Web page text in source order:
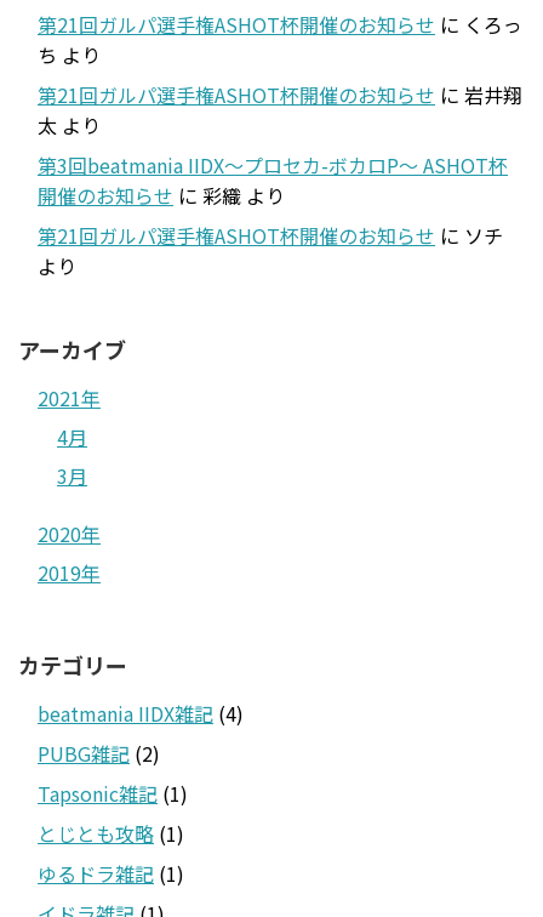
第21回ガルパ選手権ASHOT杯開催のお知らせ に くろっ
ち より
第21回ガルパ選手権ASHOT杯開催のお知らせ に 岩井翔
太 より
第3回beatmania IIDX～プロセカ-ボカロP～ ASHOT杯
開催のお知らせ に 彩織 より
第21回ガルパ選手権ASHOT杯開催のお知らせ に ソチ
より
アーカイブ
2021年
4月
3月
2020年
2019年
カテゴリー
beatmania IIDX雑記 (4)
PUBG雑記 (2)
Tapsonic雑記 (1)
とじとも攻略 (1)
ゆるドラ雑記 (1)